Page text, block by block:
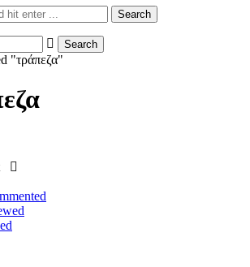
"τράπεζα"